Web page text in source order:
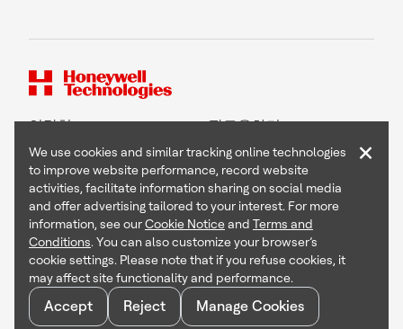
연락처 팔로우하기
Copyright © 2026 Honeywell International Inc
Terms & Conditions
Privacy Statement
Your Privacy Choices
Cookie Notice
Global Unsubscribe
We use cookies and similar tracking online technologies
to improve website performance, record website
activities, facilitate information sharing on social media
and offer advertising tailored to your interest. For more
information, see ourCookie Noticeand Terms and
Conditions. You can also customize your browser’s
cookie settings. Please note that if you refuse cookies, it
may affect site functionality and performance.
Accept Reject Manage Cookies
×